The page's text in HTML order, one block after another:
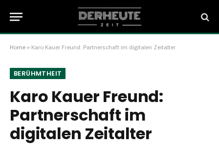
Home » Karo Kauer Freund: Partnerschaft im digitalen Zeitalter
BERÜHMTHEIT
Karo Kauer Freund:
Partnerschaft im
digitalen Zeitalter